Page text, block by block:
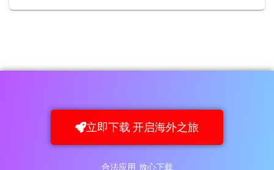
立即下载 开启海外之旅